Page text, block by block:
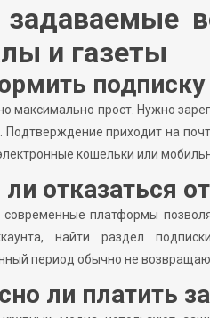
задаваемые
и газеты
подписку
максимально прост. Нужно
Подтверждение приходит на
кошельки или
отказаться
платформы
найти раздел
период обычно не
ли платить